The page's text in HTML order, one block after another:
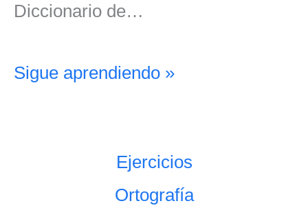
Diccionario de…
Sigue aprendiendo »
Ejercicios
Ortografía